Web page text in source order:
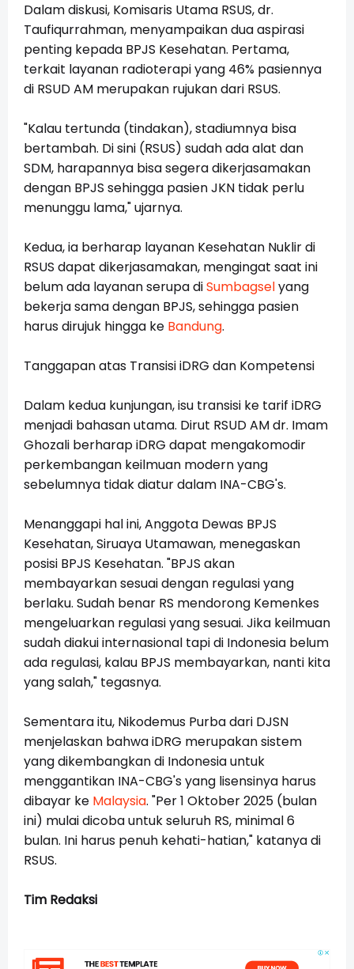
Dalam diskusi, Komisaris Utama RSUS, dr.
Taufiqurrahman, menyampaikan dua aspirasi
penting kepada BPJS Kesehatan. Pertama,
terkait layanan radioterapi yang 46% pasiennya
di RSUD AM merupakan rujukan dari RSUS.
"Kalau tertunda (tindakan), stadiumnya bisa
bertambah. Di sini (RSUS) sudah ada alat dan
SDM, harapannya bisa segera dikerjasamakan
dengan BPJS sehingga pasien JKN tidak perlu
menunggu lama," ujarnya.
Kedua, ia berharap layanan Kesehatan Nuklir di
RSUS dapat dikerjasamakan, mengingat saat ini
belum ada layanan serupa diSumbagselyang
bekerja sama dengan BPJS, sehingga pasien
harus dirujuk hingga ke Bandung.
Tanggapan atas Transisi iDRG dan Kompetensi
Dalam kedua kunjungan, isu transisi ke tarif iDRG
menjadi bahasan utama. Dirut RSUD AM dr. Imam
Ghozali berharap iDRG dapat mengakomodir
perkembangan keilmuan modern yang
sebelumnya tidak diatur dalam INA-CBG's.
Menanggapi hal ini, Anggota Dewas BPJS
Kesehatan, Siruaya Utamawan, menegaskan
posisi BPJS Kesehatan. "BPJS akan
membayarkan sesuai dengan regulasi yang
berlaku. Sudah benar RS mendorong Kemenkes
mengeluarkan regulasi yang sesuai. Jika keilmuan
sudah diakui internasional tapi di Indonesia belum
ada regulasi, kalau BPJS membayarkan, nanti kita
yang salah," tegasnya.
Sementara itu, Nikodemus Purba dari DJSN
menjelaskan bahwa iDRG merupakan sistem
yang dikembangkan di Indonesia untuk
menggantikan INA-CBG's yang lisensinya harus
dibayar ke Malaysia. "Per 1 Oktober 2025 (bulan
ini) mulai dicoba untuk seluruh RS, minimal 6
bulan. Ini harus penuh kehati-hatian," katanya di
RSUS.
Tim Redaksi